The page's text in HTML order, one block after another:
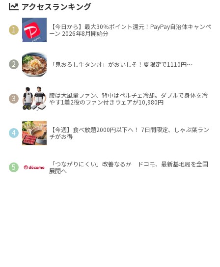
アクセスランキング
【今日から】最大30％ポイント還元！PayPay自治体キャンペ
ーン 2026年8月開始分
「鬼おろし牛タン丼」がおいしそ！夏限定で1110円～
腰は大風量ファン、背中はペルチェ冷却。ダブルで身体を冷
やす1着2役のファン付きウェアが10,980円
【今週】食べ放題2000円以下へ！ 7日間限定、しゃぶ葉ラン
チがお得
「つながりにくい」改善なるか ドコモ、最新基地局を全国
展開へ